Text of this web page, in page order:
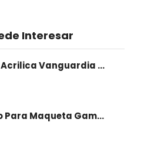
Interesar
Pintura Acrilica Vanguardia Metalica 100 Ml
Artículo Para Maqueta Gama Zoologico Chico